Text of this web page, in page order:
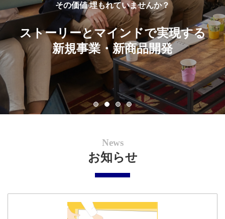
その価値 埋もれていませんか？
ストーリーとマインドで実現する
新規事業・新商品開発
News
お知らせ